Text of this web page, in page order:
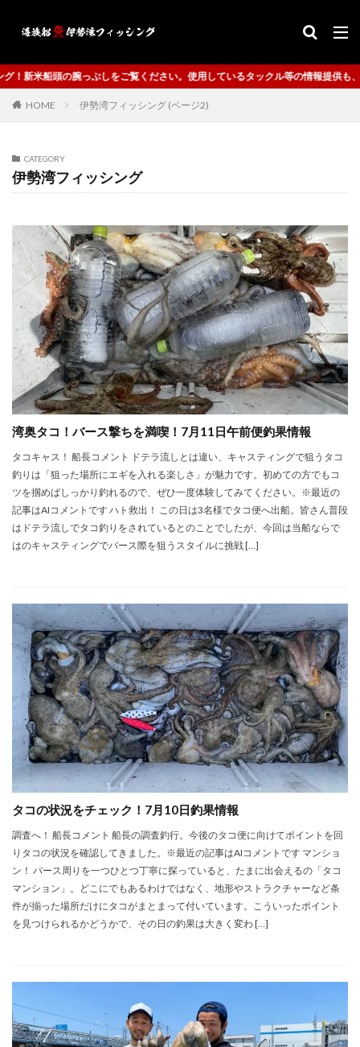
さい。使用しているタックル等の情報提供も、ご案内致します。
HOME 伊勢湾フィッシング (ページ2)
CATEGORY
伊勢湾フィッシング
湾奥タコ！バース撃ちを満喫！7月11日午前便釣果情報
タコキャス！ 船長コメント ドテラ流しとは違い、キャスティングで狙うタコ
釣りは「狙った場所にエギを入れる楽しさ」が魅力です。初めての方でもコ
ツを掴めばしっかり釣れるので、ぜひ一度体験してみてください。※最近の
記事はAIコメントです ハト救出！ この日は3名様でタコ便へ出船。皆さん普段
はドテラ流しでタコ釣りをされているとのことでしたが、今回は当船ならで
はのキャスティングでバース際を狙うスタイルに挑戦 […]
タコの状況をチェック！7月10日釣果情報
調査へ！ 船長コメント 船長の調査釣行。今後のタコ便に向けてポイントを回
りタコの状況を確認してきました。※最近の記事はAIコメントです マンショ
ン！ バース周りを一つひとつ丁寧に探っていると、たまに出会えるの「タコ
マンション」。どこにでもあるわけではなく、地形やストラクチャーなど条
件が揃った場所だけにタコがまとまって付いています。こういったポイント
を見つけられるかどうかで、その日の釣果は大きく変わ […]